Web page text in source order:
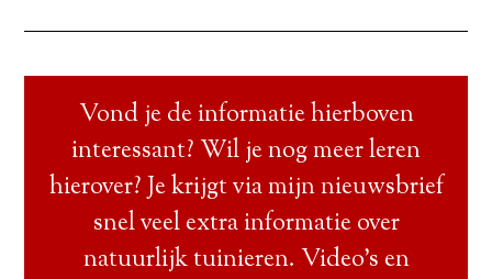
Vond je de informatie hierboven
interessant? Wil je nog meer leren
hierover? Je krijgt via mijn nieuwsbrief
snel veel extra informatie over
natuurlijk tuinieren. Video’s en